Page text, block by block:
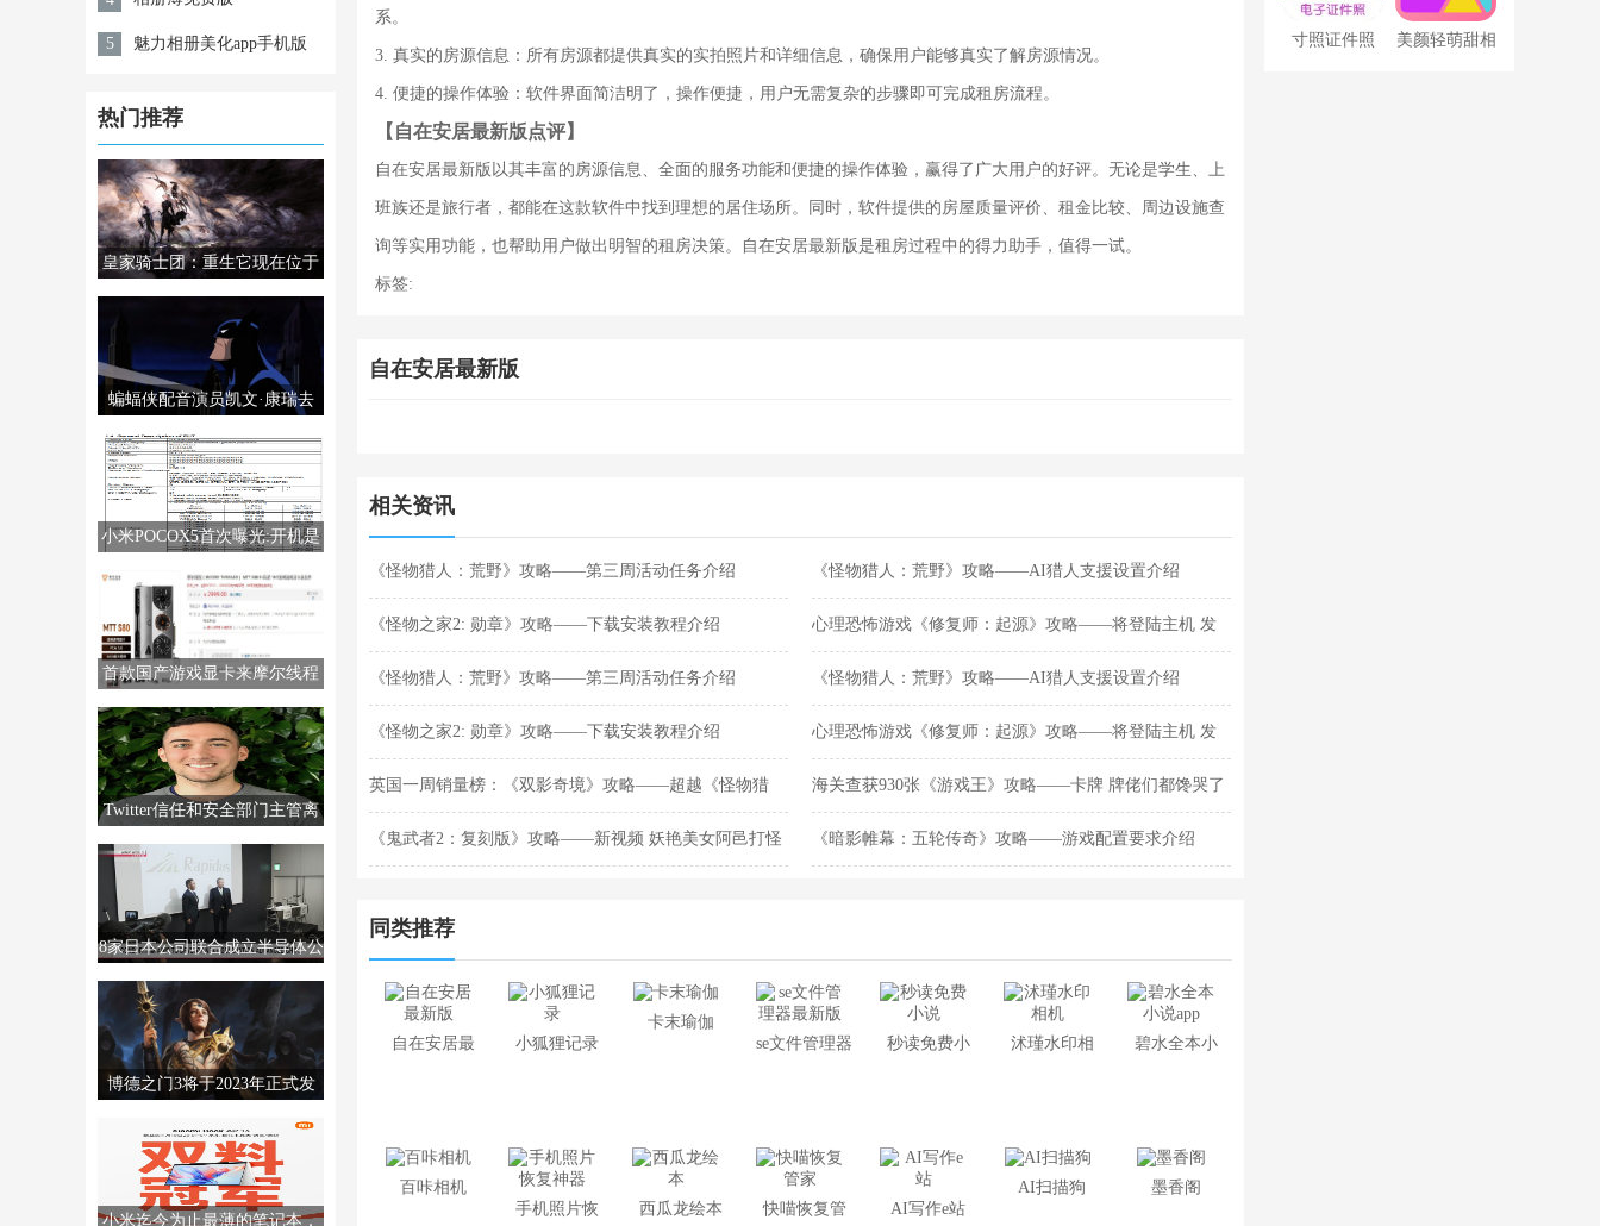
5 魅力相册美化app手机版
热门推荐
皇家骑士团：重生它现在位于
PS5/PS4/PC/NS上。
蝙蝠侠配音演员凯文·康瑞去
小米POCOX5首次曝光:开机是
首款国产游戏显卡来摩尔线程
MTTS80，售价2999元。
Twitter信任和安全部门主管离
职，销售经理撤回辞呈
8家日本公司联合成立半导体公
司Rapidus，制造高级芯片。
博德之门3将于2023年正式发
小米迄今为止最薄的笔记本，
系。
3. 真实的房源信息：所有房源都提供真实的实拍照片和详细信息，确保用户能够真实了解房源情况。
4. 便捷的操作体验：软件界面简洁明了，操作便捷，用户无需复杂的步骤即可完成租房流程。
【自在安居最新版点评】
自在安居最新版以其丰富的房源信息、全面的服务功能和便捷的操作体验，赢得了广大用户的好评。无论是学生、上
班族还是旅行者，都能在这款软件中找到理想的居住场所。同时，软件提供的房屋质量评价、租金比较、周边设施查
询等实用功能，也帮助用户做出明智的租房决策。自在安居最新版是租房过程中的得力助手，值得一试。
标签:
自在安居最新版
相关资讯
《怪物猎人：荒野》攻略——第三周活动任务介绍 《怪物猎人：荒野》攻略——AI猎人支援设置介绍
《怪物之家2: 勋章》攻略——下载安装教程介绍 心理恐怖游戏《修复师：起源》攻略——将登陆主机 发
布新宣传片
《怪物猎人：荒野》攻略——第三周活动任务介绍 《怪物猎人：荒野》攻略——AI猎人支援设置介绍
《怪物之家2: 勋章》攻略——下载安装教程介绍 心理恐怖游戏《修复师：起源》攻略——将登陆主机 发
布新宣传片
英国一周销量榜：《双影奇境》攻略——超越《怪物猎
人：荒野》攻略——登顶
海关查获930张《游戏王》攻略——卡牌 牌佬们都馋哭了
《鬼武者2：复刻版》攻略——新视频 妖艳美女阿邑打怪 《暗影帷幕：五轮传奇》攻略——游戏配置要求介绍
同类推荐
自在安居最 小狐狸记录
卡末瑜伽
se文件管理器
秒读免费小 沭瑾水印相 碧水全本小
百咔相机
手机照片恢
西瓜龙绘本 快喵恢复管 AI写作e站
AI扫描狗 墨香阁
寸照证件照 美颜轻萌甜相